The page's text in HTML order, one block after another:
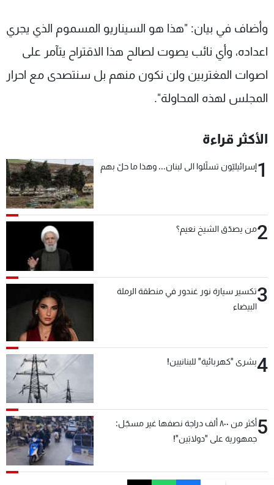
وأضاف في بيان: "هذا هو السيناريو المسموم الذي يجري
اعداده، وأي نائب يصوت ‏لصالح هذا الاقتراح يتآمر على
اصوات المغتربين ولن نكون منهم بل سنتصدى مع ‏احرار
المجلس لهذه المحاولة"‏‎.‎
الأكثر قراءة
1إسرائيليّون تسلّلوا الى لبنان... وهذا ما حلّ بهم
2من يصدّق الشيخ نعيم؟
3تكسير سيارة نور غندور في منطقة الرملة
البيضاء
4بشرى "كهربائية" للبنانيين!
5
أكثر من ٨٠٠ ألف دراجة نصفها غير مسجّل:
جمهورية على "دولابَين"!